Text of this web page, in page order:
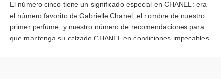
El número cinco tiene un significado especial en CHANEL: era
el número favorito de Gabrielle Chanel, el nombre de nuestro
primer perfume, y nuestro número de recomendaciones para
que mantenga su calzado CHANEL en condiciones impecables.